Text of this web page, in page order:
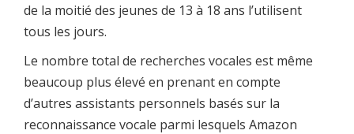
de la moitié des jeunes de 13 à 18 ans l’utilisent
tous les jours.
Le nombre total de recherches vocales est même
beaucoup plus élevé en prenant en compte
d’autres assistants personnels basés sur la
reconnaissance vocale parmi lesquels Amazon